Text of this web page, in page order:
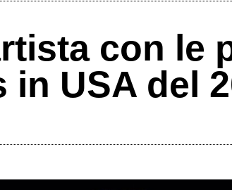
con le
in USA del